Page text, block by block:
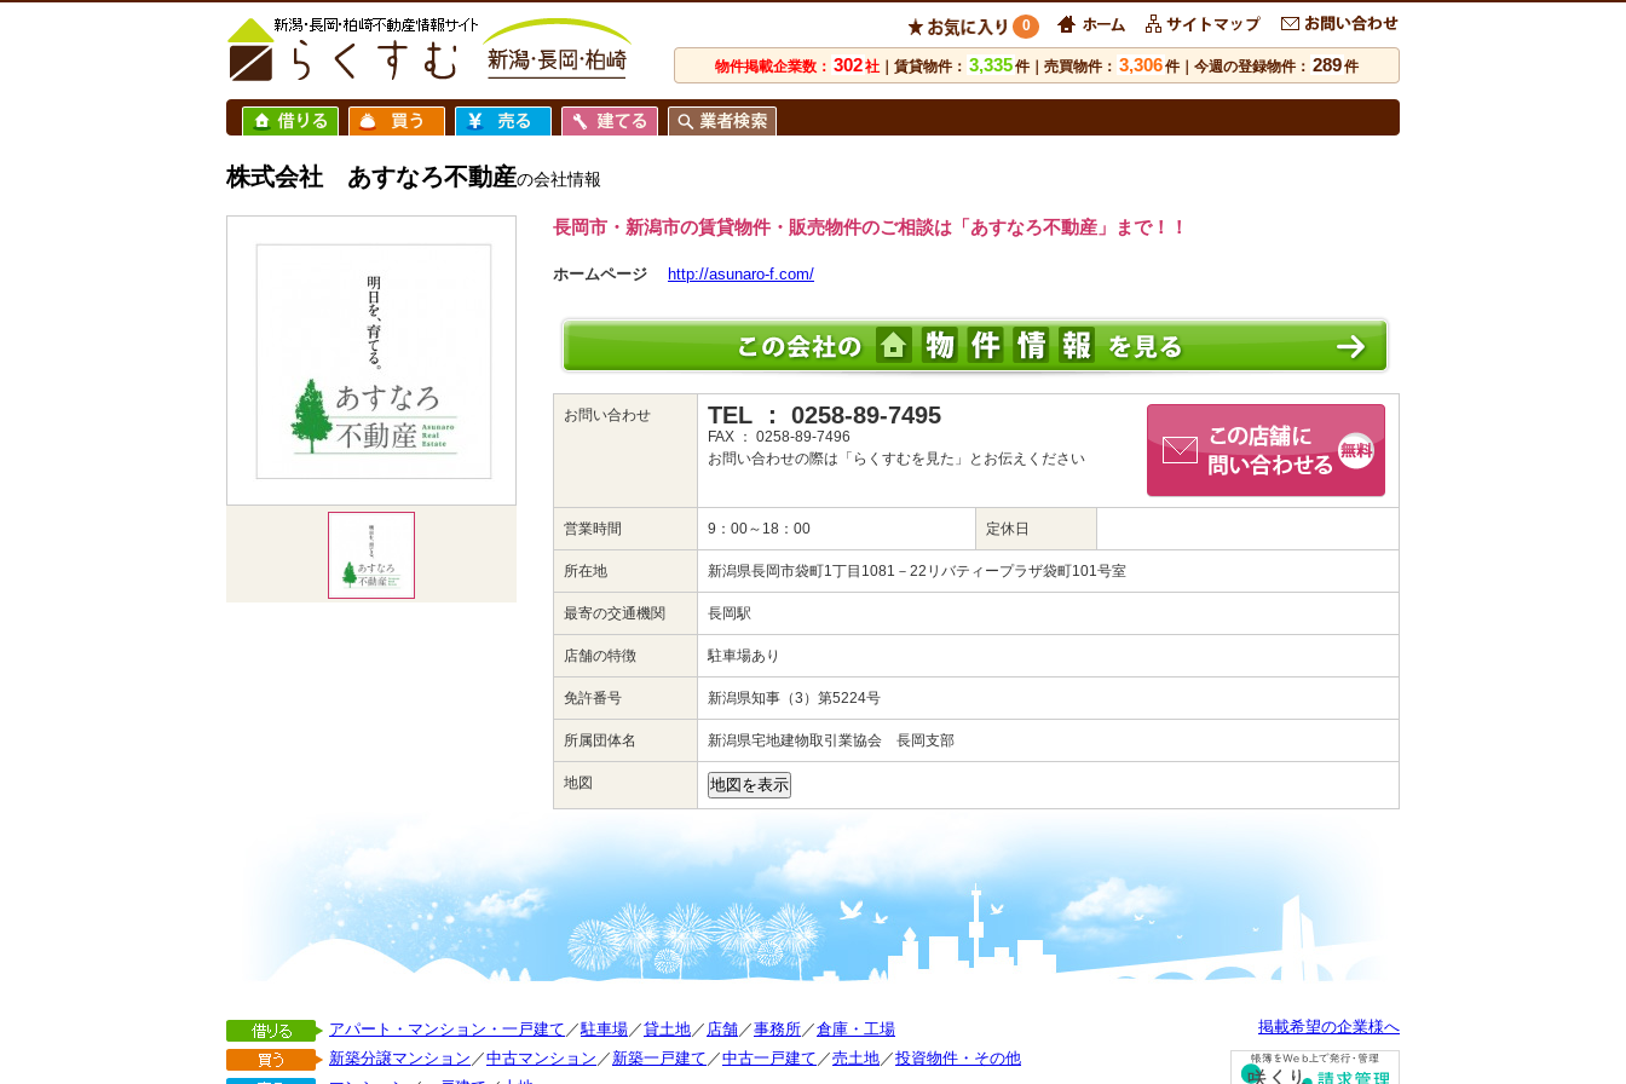
0
物件掲載企業数： 302社 ｜賃貸物件： 3,335件｜売買物件： 3,306件｜今週の登録物件： 289件
株式会社 あすなろ不動産の会社情報
長岡市・新潟市の賃貸物件・販売物件のご相談は「あすなろ不動産」まで！！
ホームページ http://asunaro-f.com/
お問い合わせ TEL ： 0258-89-7495
FAX ： 0258-89-7496
お問い合わせの際は「らくすむを見た」とお伝えください
営業時間 9：00～18：00 定休日
所在地 新潟県長岡市袋町1丁目1081－22リバティープラザ袋町101号室
最寄の交通機関 長岡駅
店舗の特徴 駐車場あり
免許番号 新潟県知事（3）第5224号
所属団体名 新潟県宅地建物取引業協会 長岡支部
地図 地図を表示
アパート・マンション・一戸建て ／駐車場／貸土地／ 店舗／事務所／倉庫・工場
新築分譲マンション ／中古マンション ／ 新築一戸建て ／中古一戸建て ／売土地／投資物件・その他
掲載希望の企業様へ